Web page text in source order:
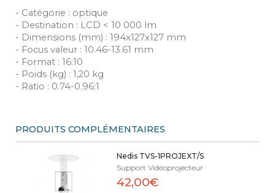
- Catégorie : optique
- Destination : LCD < 10 000 lm
- Dimensions (mm) : 194x127x127 mm
- Focus valeur : 10.46-13.61 mm
- Format : 16:10
- Poids (kg) : 1,20 kg
- Ratio : 0.74-0.96:1
PRODUITS COMPLÉMENTAIRES
Nedis TVS-1PROJEXT/S
Support Vidéoprojecteur
42,00€